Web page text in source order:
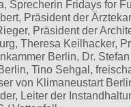
Sprecherin Fridays for
Präsident der
Präsident der
Theresa Keilhacker,
Berlin, Dr.
Tino Sehgal,
von Klimaneustart
Leiter der